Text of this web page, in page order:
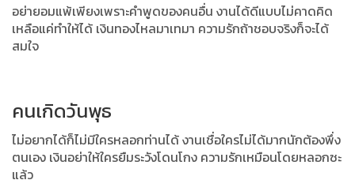
อย่ายอมแพ้เพียงเพราะคำพูดของคนอื่น งานได้ดีแบบไม่คาดคิด
เหลือแค่ทำให้ได้ เงินทองไหลมาเทมา ความรักถ้าชอบจริงก็จะได้
สมใจ
คนเกิดวันพุธ
ไม่อยากได้ก็ไม่มีใครหลอกท่านได้ งานเชื่อใครไม่ได้มากนักต้องพึ่ง
ตนเอง เงินอย่าให้ใครยืมระวังโดนโกง ความรักเหมือนโดยหลอกซะ
แล้ว